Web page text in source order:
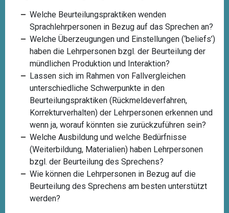
Welche Beurteilungspraktiken wenden
Sprachlehrpersonen in Bezug auf das Sprechen an?
Welche Überzeugungen und Einstellungen (‘beliefs’)
haben die Lehrpersonen bzgl. der Beurteilung der
mündlichen Produktion und Interaktion?
Lassen sich im Rahmen von Fallvergleichen
unterschiedliche Schwerpunkte in den
Beurteilungspraktiken (Rückmeldeverfahren,
Korrekturverhalten) der Lehrpersonen erkennen und
wenn ja, worauf könnten sie zurückzuführen sein?
Welche Ausbildung und welche Bedürfnisse
(Weiterbildung, Materialien) haben Lehrpersonen
bzgl. der Beurteilung des Sprechens?
Wie können die Lehrpersonen in Bezug auf die
Beurteilung des Sprechens am besten unterstützt
werden?